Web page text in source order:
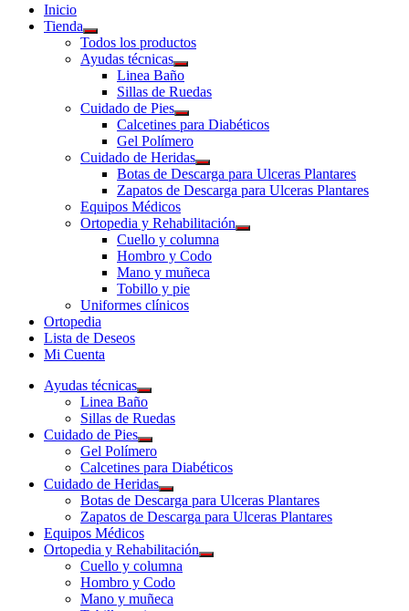
Inicio
Tienda
Todos los productos
Ayudas técnicas
Linea Baño
Sillas de Ruedas
Cuidado de Pies
Calcetines para Diabéticos
Gel Polímero
Cuidado de Heridas
Botas de Descarga para Ulceras Plantares
Zapatos de Descarga para Ulceras Plantares
Equipos Médicos
Ortopedia y Rehabilitación
Cuello y columna
Hombro y Codo
Mano y muñeca
Tobillo y pie
Uniformes clínicos
Ortopedia
Lista de Deseos
Mi Cuenta
Ayudas técnicas
Linea Baño
Sillas de Ruedas
Cuidado de Pies
Gel Polímero
Calcetines para Diabéticos
Cuidado de Heridas
Botas de Descarga para Ulceras Plantares
Zapatos de Descarga para Ulceras Plantares
Equipos Médicos
Ortopedia y Rehabilitación
Cuello y columna
Hombro y Codo
Mano y muñeca